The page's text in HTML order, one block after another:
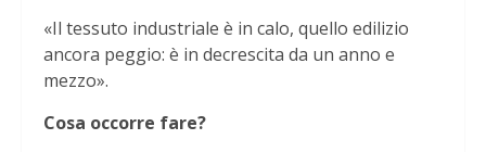
«Il tessuto industriale è in calo, quello edilizio
ancora peggio: è in decrescita da un anno e
mezzo».
Cosa occorre fare?